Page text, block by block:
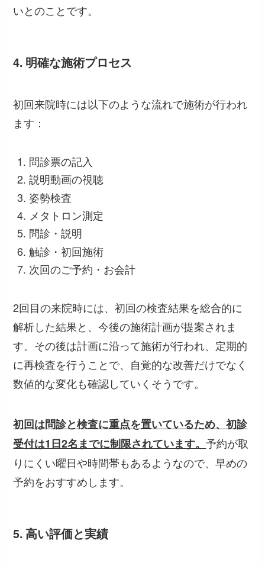
いとのことです。
4. 明確な施術プロセス
初回来院時には以下のような流れで施術が行われ
ます：
問診票の記入
説明動画の視聴
姿勢検査
メタトロン測定
問診・説明
触診・初回施術
次回のご予約・お会計
2回目の来院時には、初回の検査結果を総合的に
解析した結果と、今後の施術計画が提案されま
す。その後は計画に沿って施術が行われ、定期的
に再検査を行うことで、自覚的な改善だけでなく
数値的な変化も確認していくそうです。
初回は問診と検査に重点を置いているため、初診
受付は1日2名までに制限されています。予約が取
りにくい曜日や時間帯もあるようなので、早めの
予約をおすすめします。
5. 高い評価と実績